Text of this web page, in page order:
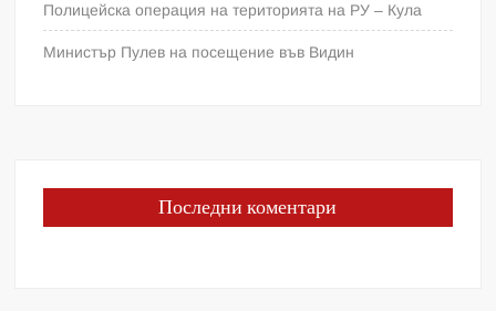
Полицейска операция на територията на РУ – Кула
Министър Пулев на посещение във Видин
Последни коментари